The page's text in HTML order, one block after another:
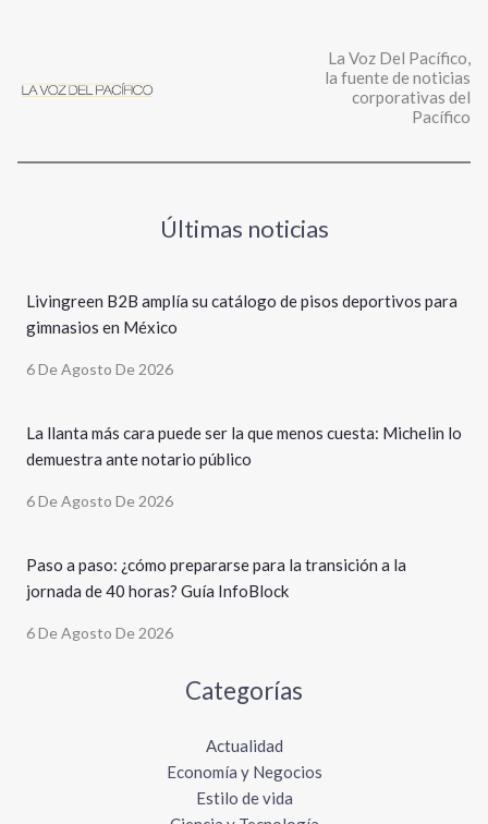
La Voz Del Pacífico,
la fuente de noticias
corporativas del
Pacífico
Últimas noticias
Livingreen B2B amplía su catálogo de pisos deportivos para
gimnasios en México
6 De Agosto De 2026
La llanta más cara puede ser la que menos cuesta: Michelin lo
demuestra ante notario público
6 De Agosto De 2026
Paso a paso: ¿cómo prepararse para la transición a la
jornada de 40 horas? Guía InfoBlock
6 De Agosto De 2026
Categorías
Actualidad
Economía y Negocios
Estilo de vida